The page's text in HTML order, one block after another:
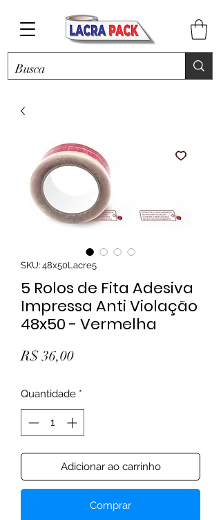
SKU: 48x50Lacre5
5 Rolos de Fita Adesiva
Impressa Anti Violação
48x50 - Vermelha
R$ 36,00Preço
Quantidade *
Adicionar ao carrinho
Comprar